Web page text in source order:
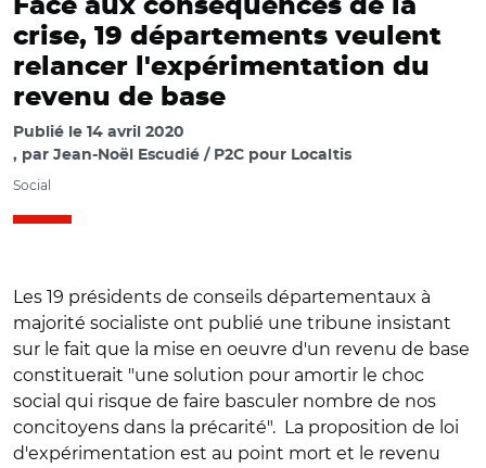
Face aux conséquences de la
crise, 19 départements veulent
relancer l'expérimentation du
revenu de base
Publié le 14 avril 2020
par Jean-Noël Escudié / P2C pour Localtis
Social
Les 19 présidents de conseils départementaux à
majorité socialiste ont publié une tribune insistant
sur le fait que la mise en oeuvre d'un revenu de base
constituerait "une solution pour amortir le choc
social qui risque de faire basculer nombre de nos
concitoyens dans la précarité". La proposition de loi
d'expérimentation est au point mort et le revenu